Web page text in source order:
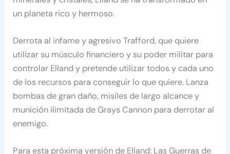
un planeta rico y hermoso.
Derrota al infame y agresivo Trafford, que quiere
utilizar su músculo financiero y su poder militar para
controlar Elland y pretende utilizar todos y cada uno
de los recursos para conseguir lo que quiere. Lanza
bombas de gran daño, misiles de largo alcance y
munición ilimitada de Grays Cannon para derrotar al
enemigo.
Para esta próxima versión de Elland: Las Guerras de